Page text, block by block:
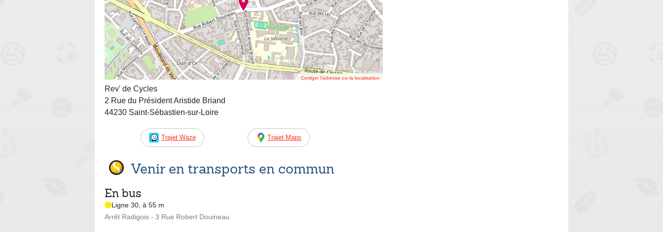
Corriger l’adresse ou la localisation
Rev' de Cycles
2 Rue du Président Aristide Briand
44230 Saint-Sébastien-sur-Loire
Trajet Waze Trajet Maps
Venir en transports en commun
En bus
Ligne 30, à 55 m
Arrêt Radigois - 3 Rue Robert Douineau